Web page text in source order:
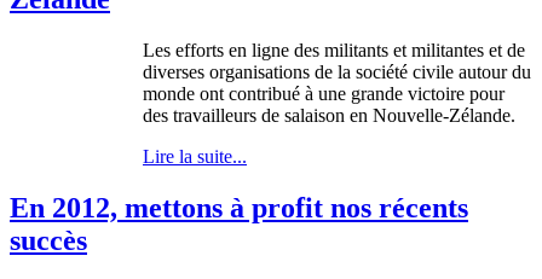
Les efforts en ligne des militants et militantes et de
diverses organisations de la société civile autour du
monde ont contribué à une grande victoire pour
des travailleurs de salaison en Nouvelle-Zélande.
Lire la suite...
En 2012, mettons à profit nos récents
succès